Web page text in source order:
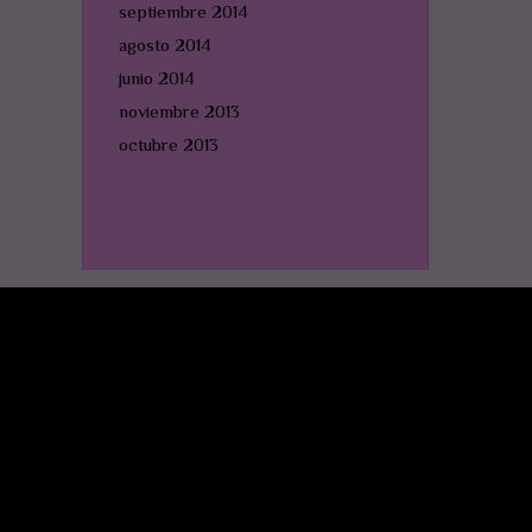
septiembre 2014
agosto 2014
junio 2014
noviembre 2013
octubre 2013